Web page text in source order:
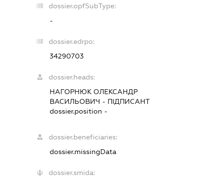
dossier.opfSubType:
-
dossier.edrpo:
34290703
dossier.heads:
НАГОРНЮК ОЛЕКСАНДР
ВАСИЛЬОВИЧ - ПІДПИСАНТ
dossier.position -
dossier.beneficiaries:
dossier.missingData
dossier.smida: